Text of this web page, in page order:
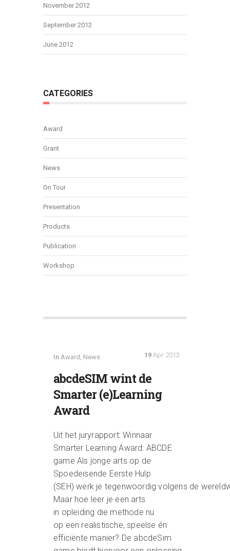
November 2012
September 2012
June 2012
CATEGORIES
Award
Grant
News
On Tour
Presentation
Products
Publication
Workshop
19 Apr 2013
In Award , News
abcdeSIM wint de
Smarter (e)Learning
Award
Uit het juryrapport: Winnaar
Smarter Learning Award: ABCDE
game Als jonge arts op de
Spoedeisende Eerste Hulp
(SEH) werk je tegenwoordig volgens de
Maar hoe leer je een arts
in opleiding die methode nu
op een realistische, speelse én
efficiënte manier? De abcdeSim